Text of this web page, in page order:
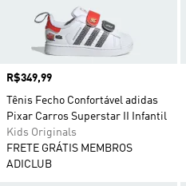
Preço
R$349,99
Tênis Fecho Confortável adidas
Pixar Carros Superstar II Infantil
Kids Originals
FRETE GRÁTIS MEMBROS
ADICLUB